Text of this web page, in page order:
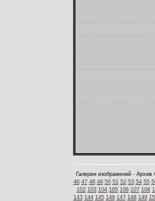
Галереи изображений - Архив
46 47 48 49 50 51 52 53 54 55
102 103 104 105 106 107 108
143 144 145 146 147 148 149